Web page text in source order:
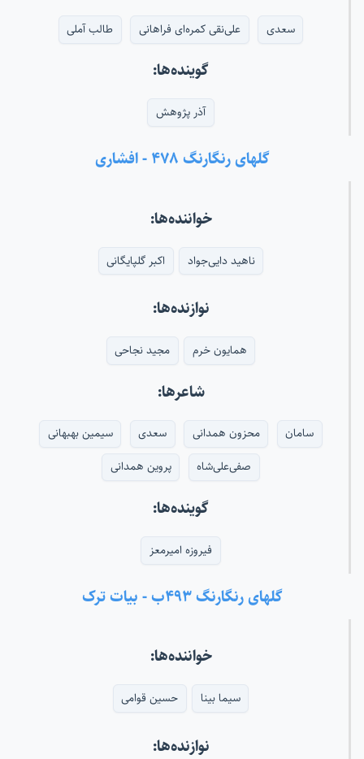
سعدی علی‌نقی کمره‌ای فراهانی طالب آملی
گوینده‌ها:
آذر پژوهش
گلهای رنگارنگ ۴۷۸ - افشاری
خواننده‌ها:
ناهید دایی‌جواد اکبر گلپایگانی
نوازنده‌ها:
همایون خرم مجید نجاحی
شاعرها:
سامان محزون همدانی سعدی
سیمین بهبهانی
صفی‌علی‌شاه
پروین همدانی
گوینده‌ها:
فیروزه امیرمعز
گلهای رنگارنگ ۴۹۳ب - بیات ترک
خواننده‌ها:
سیما بینا حسین قوامی
نوازنده‌ها: